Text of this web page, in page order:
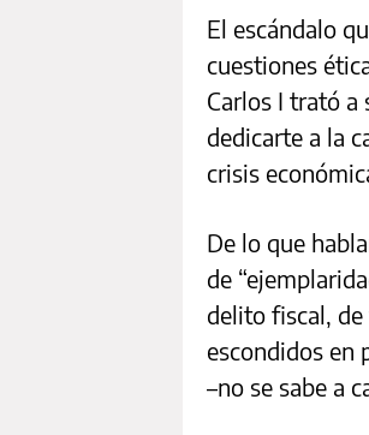
El escándalo
cuestiones
Carlos I trató a
dedicarte a la
crisis
De lo que
de
delito fiscal, de
escondidos en
–no se sabe a